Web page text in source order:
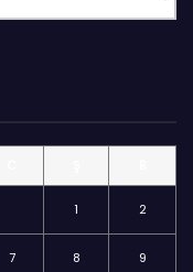
1 2
7 8 9